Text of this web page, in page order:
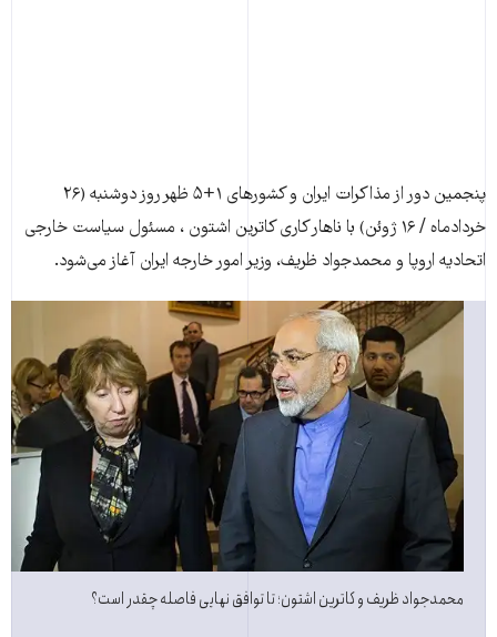
پنجمين دور از مذاکرات ايران و کشورهای ۱+۵ ظهر روز دوشنبه (۲۶
خردادماه / ۱۶ ژوئن) با ناهار کاری کاترين اشتون ، مسئول سياست خارجی
اتحاديه اروپا و محمدجواد ظريف، وزیر امور خارجه ایران آغاز می‌شود.
محمدجواد ظریف و کاترین اشتون؛ تا توافق نهایی فاصله چقدر است؟